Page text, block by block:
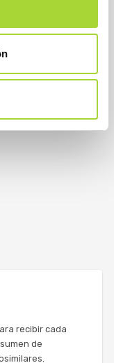
recibir cada
de